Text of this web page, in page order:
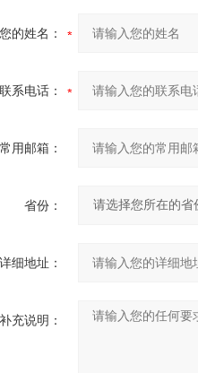
您的姓名：
联系电话：
常用邮箱：
省份：
详细地址：
补充说明：